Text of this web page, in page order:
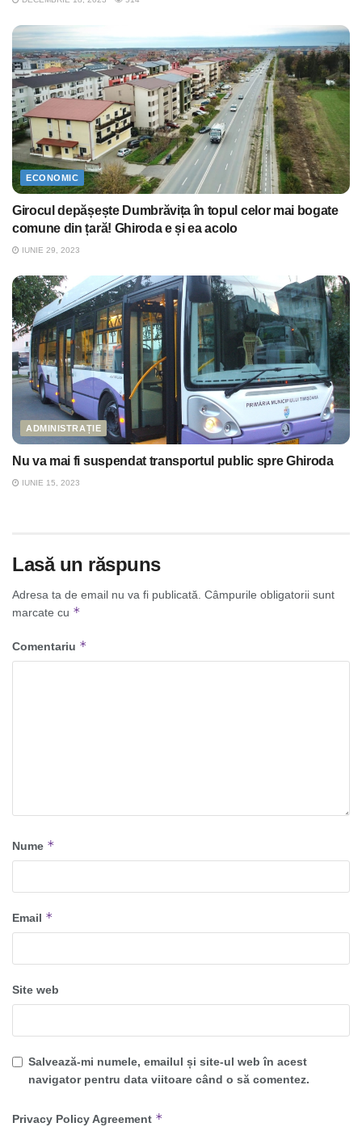
ECONOMIC
Girocul depășește Dumbrăvița în topul celor mai bogate
comune din țară! Ghiroda e și ea acolo
IUNIE 29, 2023
ADMINISTRAȚIE
Nu va mai fi suspendat transportul public spre Ghiroda
IUNIE 15, 2023
Lasă un răspuns
Adresa ta de email nu va fi publicată. Câmpurile obligatorii sunt
marcate cu *
Comentariu *
Nume *
Email *
Site web
Salvează-mi numele, emailul și site-ul web în acest
navigator pentru data viitoare când o să comentez.
Privacy Policy Agreement *